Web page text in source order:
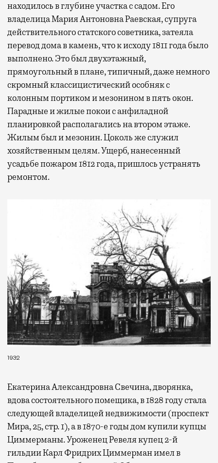
находилось в глубине участка с садом. Его
владелица Мария Антоновна Раевская, супруга
действительного статского советника, затеяла
перевод дома в камень, что к исходу 1811 года было
выполнено. Это был двухэтажный,
прямоугольный в плане, типичный, даже немного
скромный классицистический особняк с
колонным портиком и мезонином в пять окон.
Парадные и жилые покои с анфиладной
планировкой располагались на втором этаже.
Жилым был и мезонин. Цоколь же служил
хозяйственным целям. Ущерб, нанесенный
усадьбе пожаром 1812 года, пришлось устранять
ремонтом.
1932
Екатерина Александровна Свечина, дворянка,
вдова состоятельного помещика, в 1828 году стала
следующей владелицей недвижимости (проспект
Мира, 25, стр. 1), а в 1870-е годы дом купили купцы
Циммерманы. Уроженец Ревеля купец 2-й
гильдии Карл Фридрих Циммерман имел в